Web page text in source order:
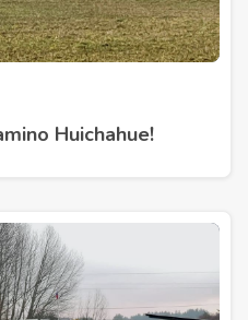
Huichahue!